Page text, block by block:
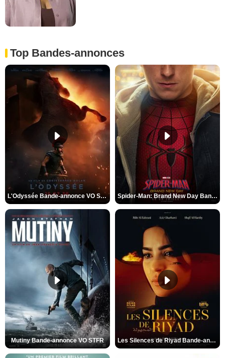
Top Bandes-annonces
L'Odyssée Bande-annonce VO STFR Spider-Man: Brand New Day Bande-annonce VO STFR
Mutiny Bande-annonce VO STFR Les Silences de Riyad Bande-annonce VO STFR